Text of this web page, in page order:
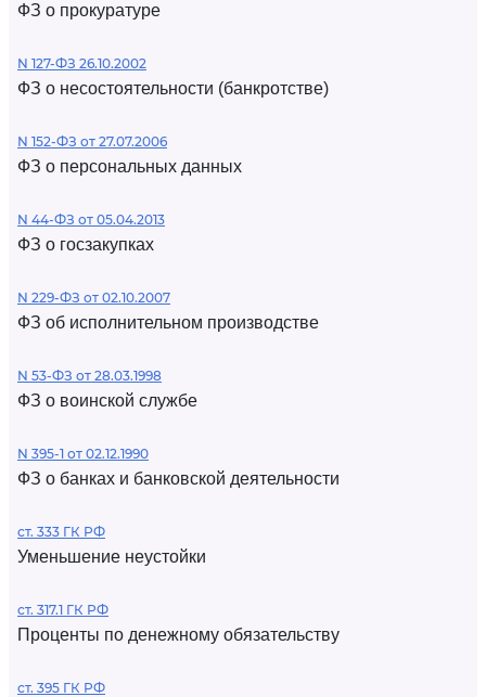
ФЗ о прокуратуре
N 127-ФЗ 26.10.2002
ФЗ о несостоятельности (банкротстве)
N 152-ФЗ от 27.07.2006
ФЗ о персональных данных
N 44-ФЗ от 05.04.2013
ФЗ о госзакупках
N 229-ФЗ от 02.10.2007
ФЗ об исполнительном производстве
N 53-ФЗ от 28.03.1998
ФЗ о воинской службе
N 395-1 от 02.12.1990
ФЗ о банках и банковской деятельности
ст. 333 ГК РФ
Уменьшение неустойки
ст. 317.1 ГК РФ
Проценты по денежному обязательству
ст. 395 ГК РФ